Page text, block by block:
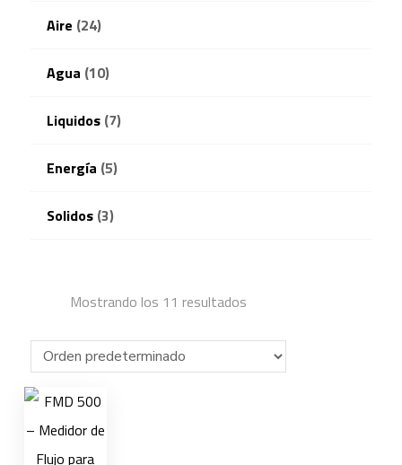
Aire (24)
Agua (10)
Liquidos(7)
Energía (5)
Solidos(3)
Mostrando los 11 resultados